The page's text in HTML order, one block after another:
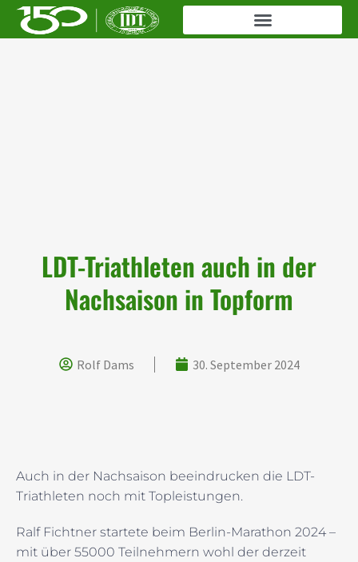
LDT-Triathleten auch in der
Nachsaison in Topform
Rolf Dams 30. September 2024
Auch in der Nachsaison beeindrucken die LDT-
Triathleten noch mit Topleistungen.
Ralf Fichtner startete beim Berlin-Marathon 2024 –
mit über 55000 Teilnehmern wohl der derzeit